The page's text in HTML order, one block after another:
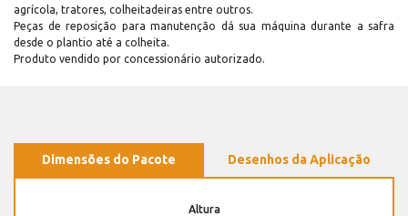
agrícola, tratores, colheitadeiras entre outros.
Peças de reposição para manutenção dá sua máquina durante a safra
desde o plantio até a colheita.
Produto vendido por concessionário autorizado.
Dimensões do Pacote Desenhos da Aplicação
Altura